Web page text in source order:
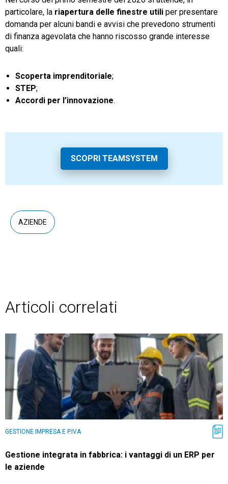
particolare, la riapertura delle finestre utili per presentare
domanda per alcuni bandi e avvisi che prevedono strumenti
di finanza agevolata che hanno riscosso grande interesse
quali:
Scoperta imprenditoriale;
STEP;
Accordi per l’innovazione.
SCOPRI TEAMSYSTEM
AZIENDE
Articoli correlati
GESTIONE IMPRESA E P.IVA
Gestione integrata in fabbrica: i vantaggi di un ERP per
le aziende